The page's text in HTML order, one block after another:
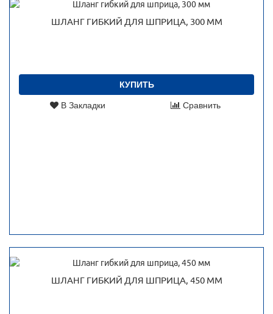
ШЛАНГ ГИБКИЙ ДЛЯ ШПРИЦА, 300 ММ
КУПИТЬ
В Закладки Сравнить
ШЛАНГ ГИБКИЙ ДЛЯ ШПРИЦА, 450 ММ